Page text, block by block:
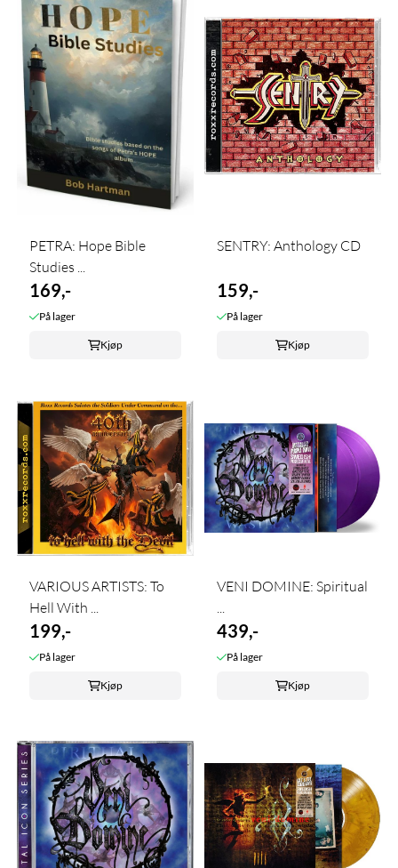
PETRA: Hope Bible
Studies ...
169,-
På lager
Kjøp
SENTRY: Anthology CD
159,-
På lager
Kjøp
VARIOUS ARTISTS: To
Hell With ...
199,-
På lager
Kjøp
VENI DOMINE: Spiritual
...
439,-
På lager
Kjøp